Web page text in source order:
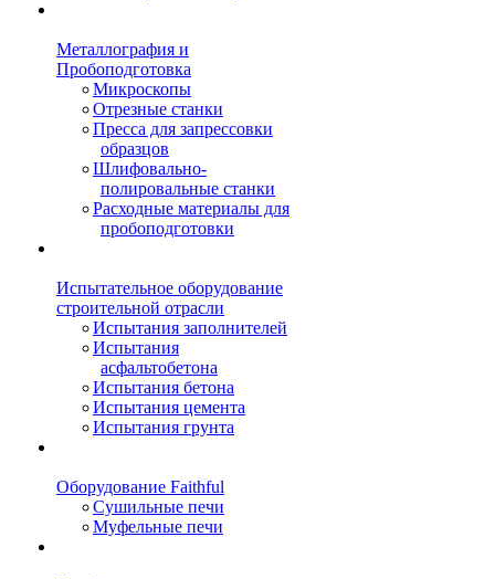
Металлография и
Пробоподготовка
Микроскопы
Отрезные станки
Пресса для запрессовки
образцов
Шлифовально-
полировальные станки
Расходные материалы для
пробоподготовки
Испытательное оборудование
строительной отрасли
Испытания заполнителей
Испытания
асфальтобетона
Испытания бетона
Испытания цемента
Испытания грунта
Оборудование Faithful
Сушильные печи
Муфельные печи